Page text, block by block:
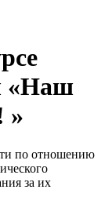
«Наш
»
по отношению
за их